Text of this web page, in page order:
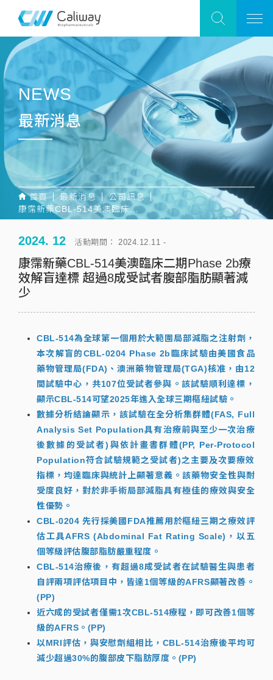
NEWS
最新消息
首頁 最新消息
公司訊息
康霈新藥CBL-514美澳臨床二期Phase 2b療效解盲達標 超過8成受試者腹部脂肪顯著減少
2024. 12 活動期間： 2024.12.11 -
康霈新藥CBL-514美澳臨床二期Phase 2b療
效解盲達標 超過8成受試者腹部脂肪顯著減
少
CBL-514為全球第一個用於大範圍局部減脂之注射劑，
本次解盲的CBL-0204 Phase 2b臨床試驗由美國食品
藥物管理局(FDA)、澳洲藥物管理局(TGA)核准，由12
間試驗中心，共107位受試者參與。該試驗順利達標，
顯示CBL-514可望2025年進入全球三期樞紐試驗。
數據分析結論顯示，該試驗在全分析集群體(FAS, Full
Analysis Set Population具有治療前與至少一次治療
後數據的受試者)與依計畫書群體(PP, Per-Protocol
Population符合試驗規範之受試者)之主要及次要療效
指標，均達臨床與統計上顯著意義。該藥物安全性與耐
受度良好，對於非手術局部減脂具有極佳的療效與安全
性優勢。
CBL-0204 先行採美國FDA推薦用於樞紐三期之療效評
估工具AFRS (Abdominal Fat Rating Scale)，以五
個等級評估腹部脂肪嚴重程度。
CBL-514治療後，有超過8成受試者在試驗醫生與患者
自評兩項評估項目中，皆達1個等級的AFRS顯著改善。
(PP)
近六成的受試者僅需1次CBL-514療程，即可改善1個等
級的AFRS。(PP)
以MRI評估，與安慰劑組相比，CBL-514治療後平均可
減少超過30%的腹部皮下脂肪厚度。(PP)